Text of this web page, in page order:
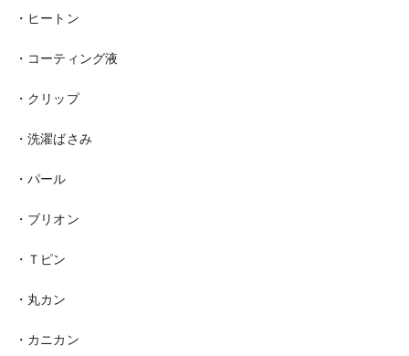
・ヒートン
・コーティング液
・クリップ
・洗濯ばさみ
・パール
・ブリオン
・Ｔピン
・丸カン
・カニカン